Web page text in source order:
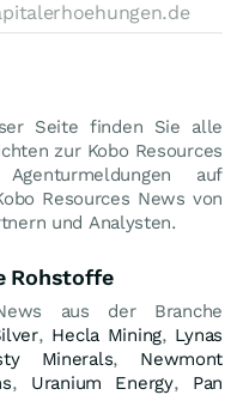
Seite finden Sie alle
zur Kobo Resources
auf
Resources News von
und Analysten.
Rohstoffe
aus der Branche
, Hecla Mining, Lynas
Minerals, Newmont
, Uranium Energy, Pan